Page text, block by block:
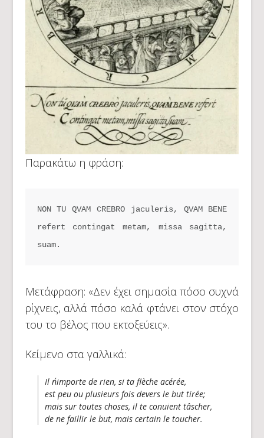
Παρακάτω η φράση:
NON TU QVAM CREBRO jaculeris, QVAM BENE
refert contingat metam, missa sagitta,
suam.
Μετάφραση: «Δεν έχει σημασία πόσο συχνά
ρίχνεις, αλλά πόσο καλά φτάνει στον στόχο
του το βέλος που εκτοξεύεις».
Κείμενο στα γαλλικά:
Il n´importe de rien, si ta flèche acérée,
est peu ou plusieurs fois devers le but tirée;
mais sur toutes choses, il te conuient tâscher,
de ne faillir le but, mais certain le toucher.